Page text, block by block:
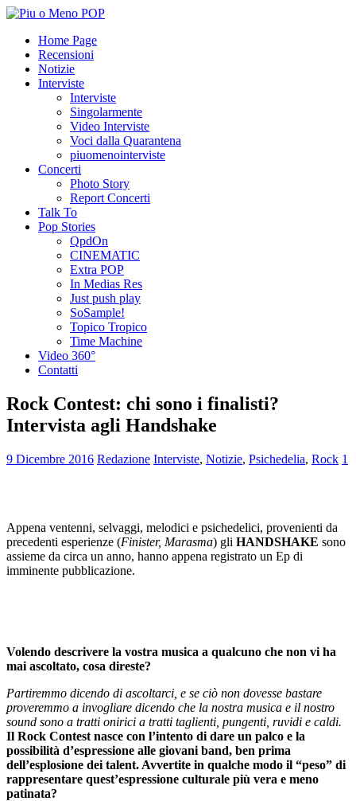
Home Page
Recensioni
Notizie
Interviste
Interviste
Singolarmente
Video Interviste
Voci dalla Quarantena
piuomenointerviste
Concerti
Photo Story
Report Concerti
Talk To
Pop Stories
QpdOn
CINEMATIC
Extra POP
In Medias Res
Just push play
SoSample!
Topico Tropico
Time Machine
Video 360°
Contatti
Rock Contest: chi sono i finalisti?
Intervista agli Handshake
9 Dicembre 2016 Redazione Interviste, Notizie, Psichedelia, Rock 1
Appena ventenni, selvaggi, melodici e psichedelici, provenienti da
precedenti esperienze (Finister, Marasma) gli HANDSHAKE sono
assieme da circa un anno, hanno appena registrato un Ep di
imminente pubblicazione.
Volendo descrivere la vostra musica a qualcuno che non vi ha
mai ascoltato, cosa direste?
Partiremmo dicendo di ascoltarci, e se ciò non dovesse bastare
proveremmo a invogliare dicendo che la nostra musica e il nostro
sound sono a tratti onirici a tratti taglienti, pungenti, ruvidi e caldi.
Il Rock Contest nasce con l’intento di dare un palco e la
possibilità d’espressione alle giovani band, ben prima
dell’esplosione dei talent. Avvertite in qualche modo il “peso” di
rappresentare quest’espressione culturale più vera e meno
patinata?